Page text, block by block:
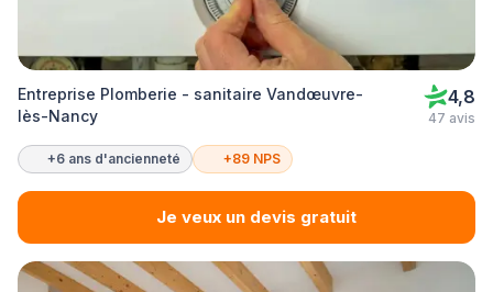
Entreprise Plomberie - sanitaire Vandœuvre-
lès-Nancy
4,8
47 avis
+6 ans d'ancienneté +89 NPS
Je veux un devis gratuit